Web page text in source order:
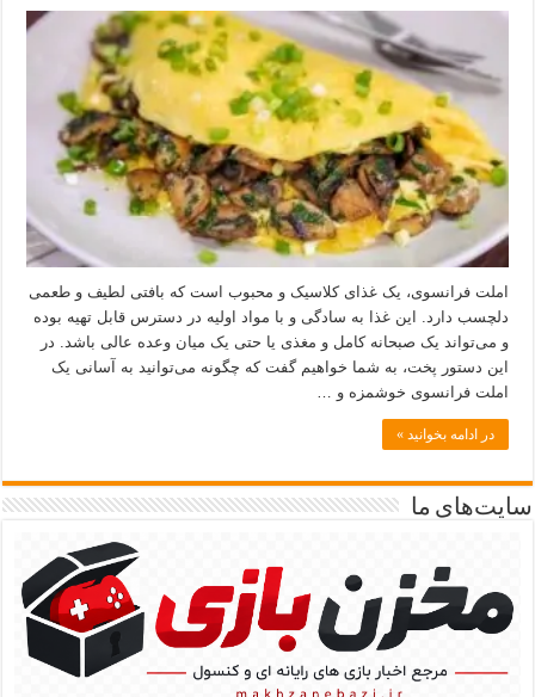
املت فرانسوی، یک غذای کلاسیک و محبوب است که بافتی لطیف و طعمی
دلچسب دارد. این غذا به سادگی و با مواد اولیه در دسترس قابل تهیه بوده
و می‌تواند یک صبحانه کامل و مغذی یا حتی یک میان وعده عالی باشد. در
این دستور پخت، به شما خواهیم گفت که چگونه می‌توانید به آسانی یک
املت فرانسوی خوشمزه و …
در ادامه بخوانید »
سایت‌های ما